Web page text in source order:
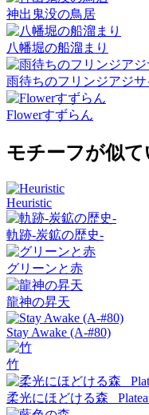
神出鬼没の鳥居
八幡堀の船溜まり
雨待ちのフリンジアジサ
Flowerすずらん
モチーフが似
Heuristic
軌跡-炭鉱の歴史-
グリーンと赤
龍神の昇天
Stay Awake (A-#80)
竹
柔光にほどける森_